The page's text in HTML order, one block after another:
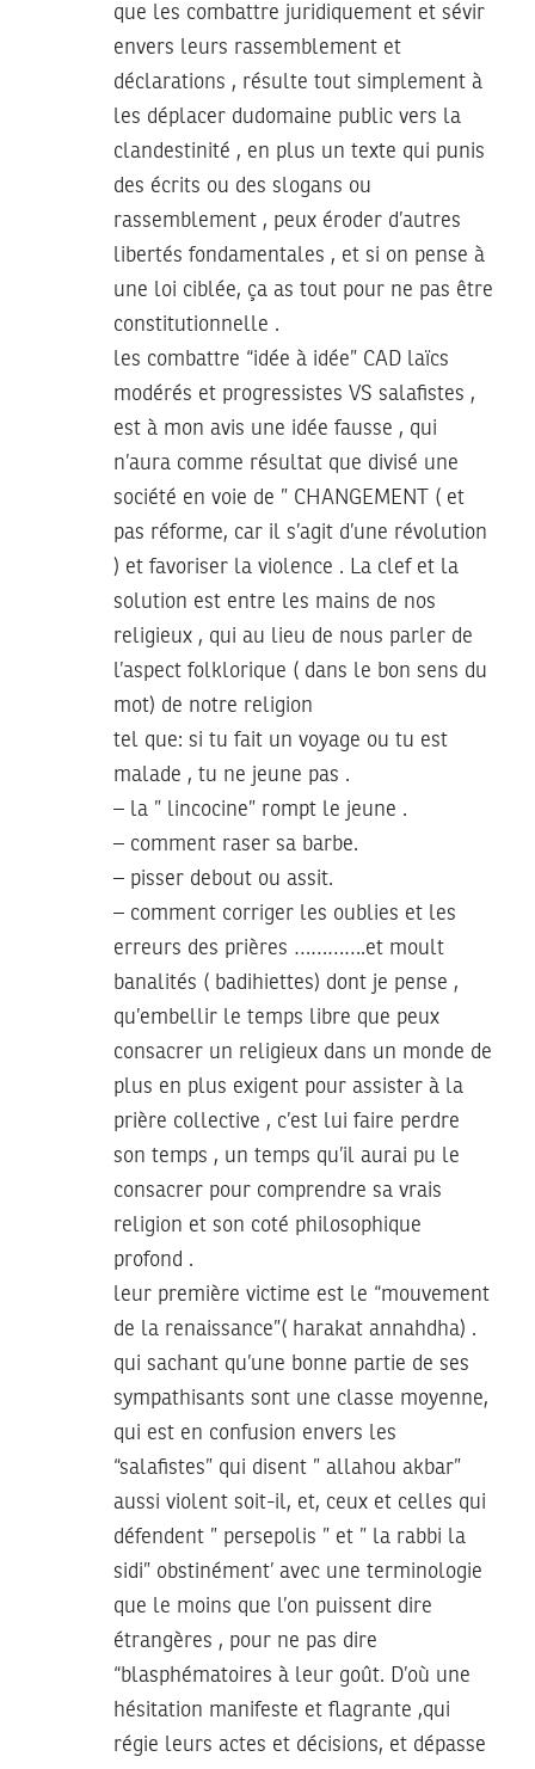
que les combattre juridiquement et sévir
envers leurs rassemblement et
déclarations , résulte tout simplement à
les déplacer dudomaine public vers la
clandestinité , en plus un texte qui punis
des écrits ou des slogans ou
rassemblement , peux éroder d’autres
libertés fondamentales , et si on pense à
une loi ciblée, ça as tout pour ne pas être
constitutionnelle .
les combattre “idée à idée” CAD laïcs
modérés et progressistes VS salafistes ,
est à mon avis une idée fausse , qui
n’aura comme résultat que divisé une
société en voie de ” CHANGEMENT ( et
pas réforme, car il s’agit d’une révolution
) et favoriser la violence . La clef et la
solution est entre les mains de nos
religieux , qui au lieu de nous parler de
l’aspect folklorique ( dans le bon sens du
mot) de notre religion
tel que: si tu fait un voyage ou tu est
malade , tu ne jeune pas .
– la ” lincocine” rompt le jeune .
– comment raser sa barbe.
– pisser debout ou assit.
– comment corriger les oublies et les
erreurs des prières ………….et moult
banalités ( badihiettes) dont je pense ,
qu’embellir le temps libre que peux
consacrer un religieux dans un monde de
plus en plus exigent pour assister à la
prière collective , c’est lui faire perdre
son temps , un temps qu’il aurai pu le
consacrer pour comprendre sa vrais
religion et son coté philosophique
profond .
leur première victime est le “mouvement
de la renaissance”( harakat annahdha) .
qui sachant qu’une bonne partie de ses
sympathisants sont une classe moyenne,
qui est en confusion envers les
“salafistes” qui disent ” allahou akbar”
aussi violent soit-il, et, ceux et celles qui
défendent ” persepolis ” et ” la rabbi la
sidi” obstinément’ avec une terminologie
que le moins que l’on puissent dire
étrangères , pour ne pas dire
“blasphématoires à leur goût. D’où une
hésitation manifeste et flagrante ,qui
régie leurs actes et décisions, et dépasse